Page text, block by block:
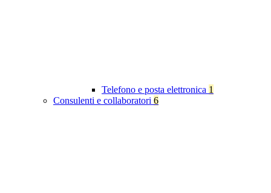
Telefono e posta elettronica 1
Consulenti e collaboratori 6